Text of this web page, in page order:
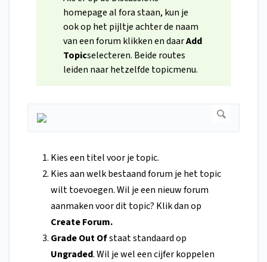
homepage al fora staan, kun je
ook op het pijltje achter de naam
van een forum klikken en daarAdd
Topicselecteren. Beide routes
leiden naar hetzelfde topicmenu.
Kies een titel voor je topic.
Kies aan welk bestaand forum je het topic
wilt toevoegen. Wil je een nieuw forum
aanmaken voor dit topic? Klik dan op
Create Forum.
Grade Out Ofstaat standaard op
Ungraded. Wil je wel een cijfer koppelen